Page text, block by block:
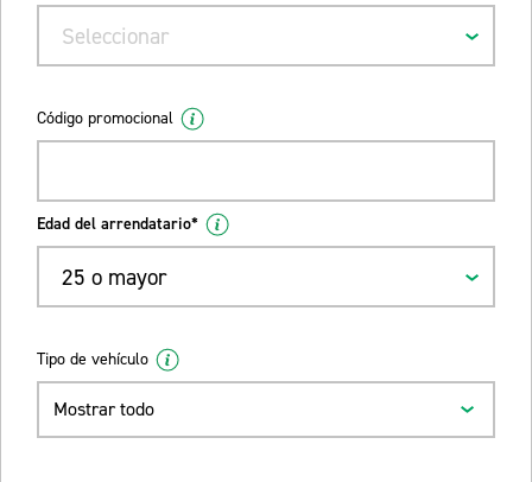
Seleccionar
Código promocional
Edad del arrendatario*
25 o mayor
Tipo de vehículo
Mostrar todo